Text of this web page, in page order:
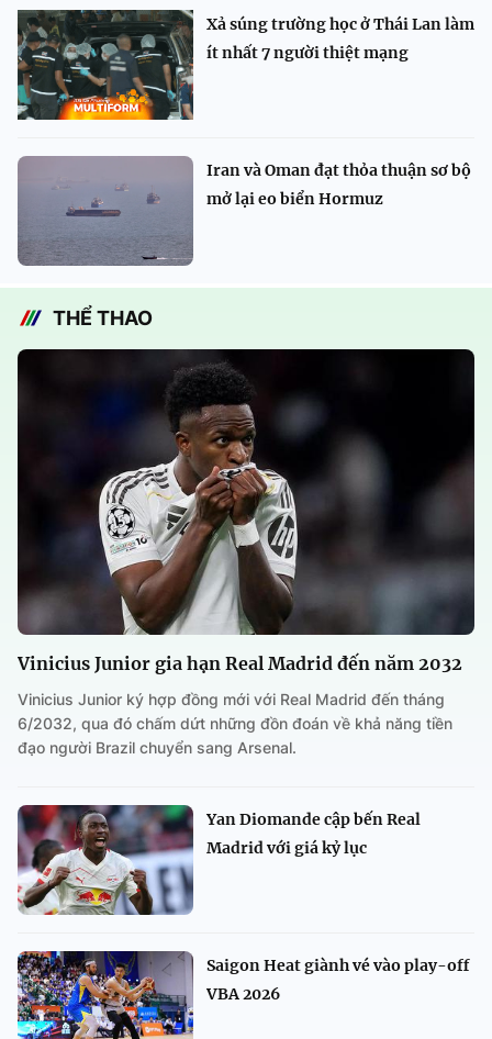
Xả súng trường học ở Thái Lan làm
ít nhất 7 người thiệt mạng
Iran và Oman đạt thỏa thuận sơ bộ
mở lại eo biển Hormuz
THỂ THAO
Vinicius Junior gia hạn Real Madrid đến năm 2032
Vinicius Junior ký hợp đồng mới với Real Madrid đến tháng
6/2032, qua đó chấm dứt những đồn đoán về khả năng tiền
đạo người Brazil chuyển sang Arsenal.
Yan Diomande cập bến Real
Madrid với giá kỷ lục
Saigon Heat giành vé vào play-off
VBA 2026